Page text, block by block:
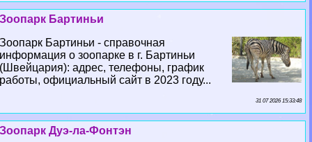
Зоопарк Бартиньи
Зоопарк Бартиньи - справочная
информация о зоопарке в г. Бартиньи
(Швейцария): адрес, телефоны, график
работы, официальный сайт в 2023 году...
31 07 2026 15:33:48
Зоопарк Дуэ-ла-Фонтэн